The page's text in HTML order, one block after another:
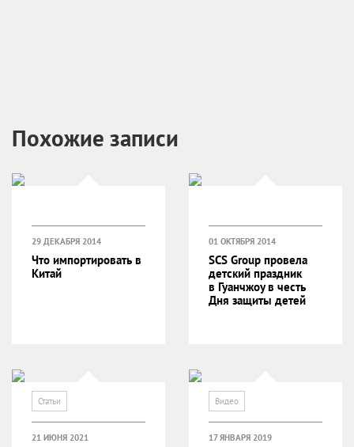
Похожие записи
Статьи
29 ДЕКАБРЯ 2014
Что импортировать в
Китай
Видео
01 ОКТЯБРЯ 2014
SCS Group провела
детский праздник
в Гуанчжоу в честь
Дня защиты детей
21 ИЮНЯ 2021 17 ЯНВАРЯ 2019